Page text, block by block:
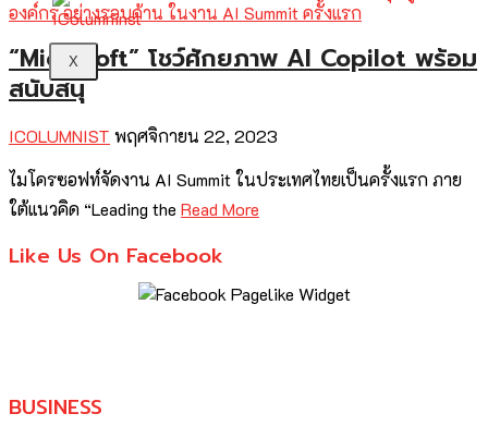
X
“Microsoft” โชว์ศักยภาพ AI Copilot พร้อม
สนับสนุ
ICOLUMNIST พฤศจิกายน 22, 2023
ไมโครซอฟท์จัดงาน AI Summit ในประเทศไทยเป็นครั้งแรก ภาย
ใต้แนวคิด “Leading the Read More
Like Us On Facebook
BUSINESS